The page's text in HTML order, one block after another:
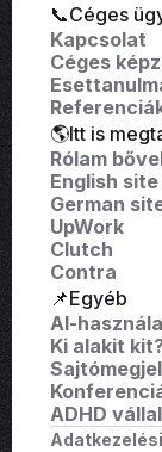
📞Céges
Kapcsolat
Céges
🌎Itt is
Rólam
English site
German
UpWork
Clutch
Contra
📌Egyéb
AI-
Ki alakit
ADHD